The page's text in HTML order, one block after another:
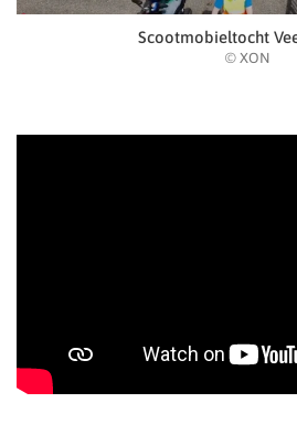
Scootmobieltocht
© XON